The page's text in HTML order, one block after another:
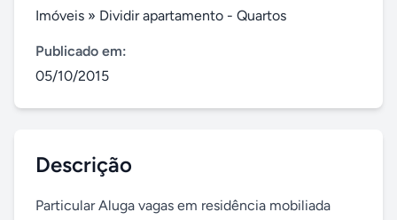
Imóveis » Dividir apartamento - Quartos
Publicado em:
05/10/2015
Descrição
Particular Aluga vagas em residência mobiliada